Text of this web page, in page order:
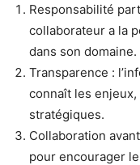
Responsabilité
collaborateur a la
dans son domaine.
Transparence :
connaît les
stratégiques.
Collaboration
pour encourager